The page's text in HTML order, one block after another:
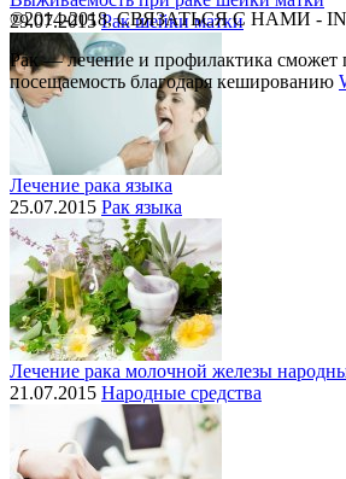
29.07.2015 Рак шейки матки
Лечение рака языка
25.07.2015 Рак языка
Лечение рака молочной железы
21.07.2015 Народные средства
©2014-2018, СВЯЗАТЬСЯ С НАМИ -
Рак — лечение и профилактика cможет
посещаемость благодаря кешированию